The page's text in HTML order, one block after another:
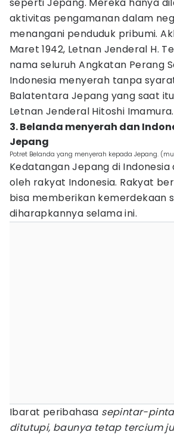
aktivitas pengamanan dalam
menangani penduduk pribumi.
Maret 1942, Letnan Jenderal H.
nama seluruh Angkatan Perang
Indonesia menyerah tanpa
Balatentara Jepang yang saat
Letnan Jenderal Hitoshi Imamura.
3. Belanda menyerah dan
Jepang
Potret Belanda yang menyerah kepada Jepang.
Kedatangan Jepang di
oleh rakyat Indonesia. Rakyat
bisa memberikan kemerdekaan
diharapkannya selama ini.
Ibarat peribahasa sepintar-
ditutupi, baunya tetap tercium